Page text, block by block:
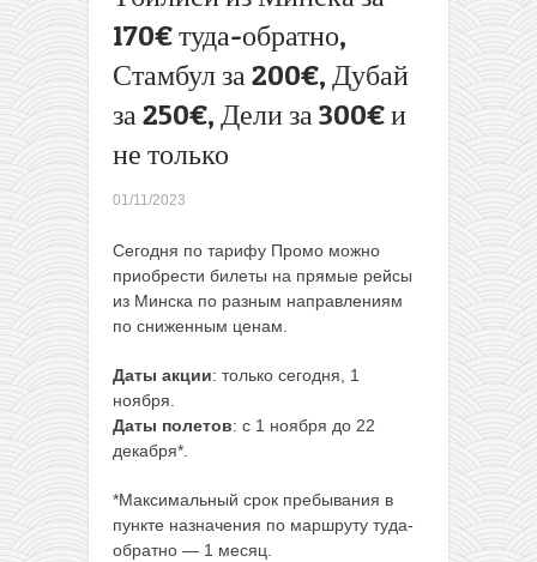
170€ туда-обратно,
Стамбул за 200€, Дубай
за 250€, Дели за 300€ и
не только
01/11/2023
Сегодня по тарифу Промо можно
приобрести билеты на прямые рейсы
из Минска по разным направлениям
по сниженным ценам.
Даты акции: только сегодня, 1
ноября.
Даты полетов: с 1 ноября до 22
декабря*.
*Максимальный срок пребывания в
пункте назначения по маршруту туда-
обратно — 1 месяц.